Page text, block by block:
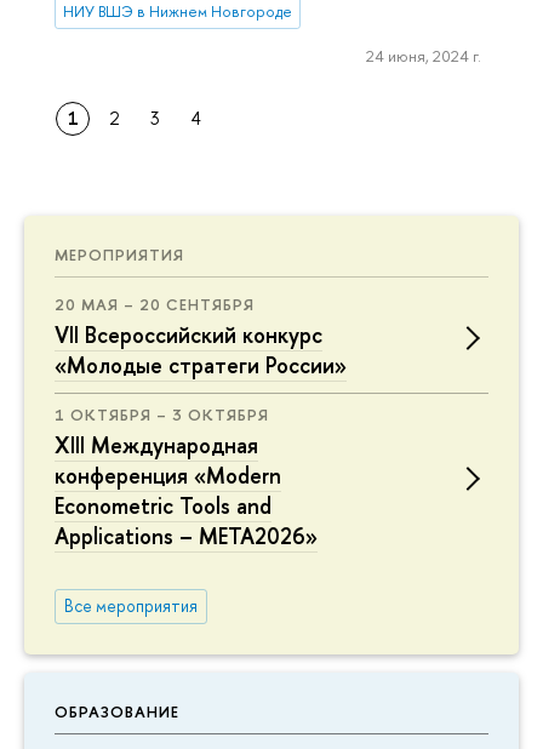
МЕРОПРИЯТИЯ
20 МАЯ – 20 СЕНТЯБРЯ
VII Всероссийский конкурс
«Молодые стратеги России»
1 ОКТЯБРЯ – 3 ОКТЯБРЯ
XIII Международная
конференция «Modern
Econometric Tools and
Applications – META2026»
Все мероприятия
ОБРАЗОВАНИЕ
НИУ ВШЭ в Нижнем Новгороде
24 июня, 2024 г.
1 2 3 4